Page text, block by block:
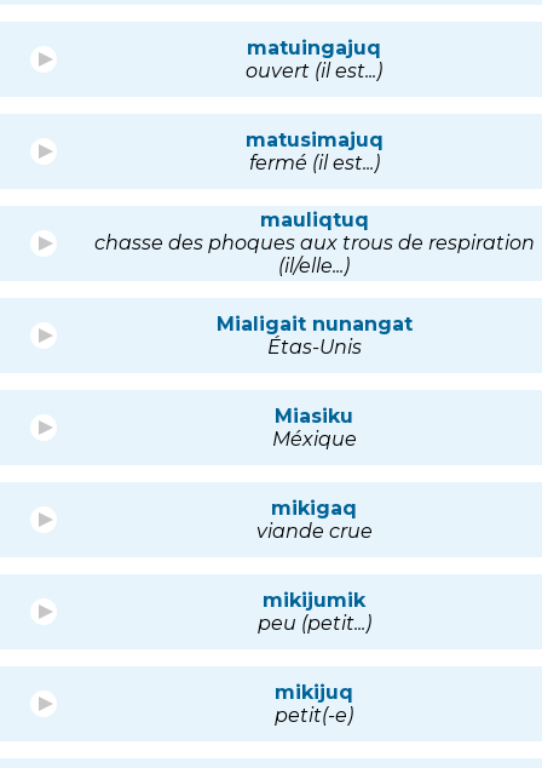
matuingajuq
ouvert (il est...)
matusimajuq
fermé (il est...)
mauliqtuq
chasse des phoques aux trous de respiration
(il/elle...)
Mialigait nunangat
Étas-Unis
Miasiku
Méxique
mikigaq
viande crue
mikijumik
peu (petit...)
mikijuq
petit(-e)